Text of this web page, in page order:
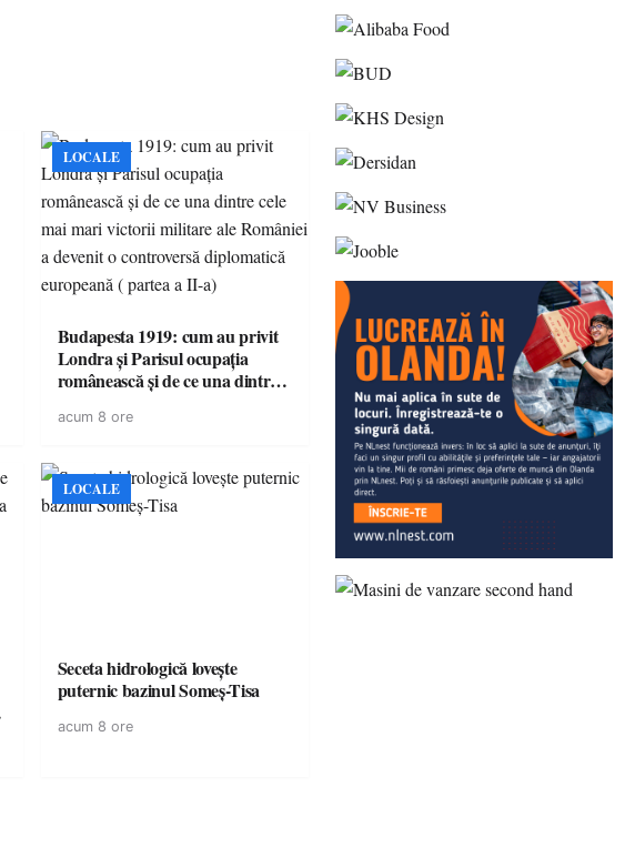
LOCALE
Budapesta 1919: cum au privit
Londra și Parisul ocupația
românească și de ce una dintre
României a devenit o
europeană ( partea a II-a)
acum 8 ore
LOCALE
Seceta hidrologică lovește
puternic bazinul Someș-Tisa
acum 8 ore